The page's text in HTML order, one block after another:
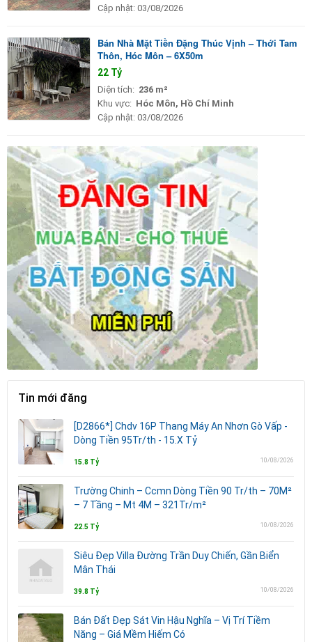
Cập nhật: 03/08/2026
Bán Nhà Mặt Tiền Đặng Thúc Vịnh – Thới Tam
Thôn, Hóc Môn – 6X50m
22 Tỷ
Diện tích: 236 m²
Khu vực: Hóc Môn, Hồ Chí Minh
Cập nhật: 03/08/2026
Tin mới đăng
[D2866*] Chdv 16P Thang Máy An Nhơn Gò Vấp -
Dòng Tiền 95Tr/th - 15.X Tỷ
15.8 Tỷ 10/08/2026
Trường Chinh – Ccmn Dòng Tiền 90 Tr/th – 70M²
– 7 Tầng – Mt 4M – 321Tr/m²
22.5 Tỷ 10/08/2026
Siêu Đẹp Villa Đường Trần Duy Chiến, Gần Biển
Mân Thái
39.8 Tỷ 10/08/2026
Bán Đất Đẹp Sát Vin Hậu Nghĩa – Vị Trí Tiềm
Năng – Giá Mềm Hiếm Có